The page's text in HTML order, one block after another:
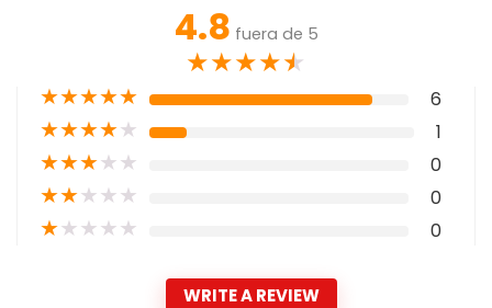
4.8 fuera de 5
★★★★★
★★★★★ 6
★★★★★ 1
★★★★★ 0
★★★★★ 0
★★★★★ 0
WRITE A REVIEW